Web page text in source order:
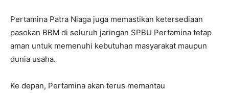
Pertamina Patra Niaga juga memastikan ketersediaan
pasokan BBM di seluruh jaringan SPBU Pertamina tetap
aman untuk memenuhi kebutuhan masyarakat maupun
dunia usaha.
Ke depan, Pertamina akan terus memantau